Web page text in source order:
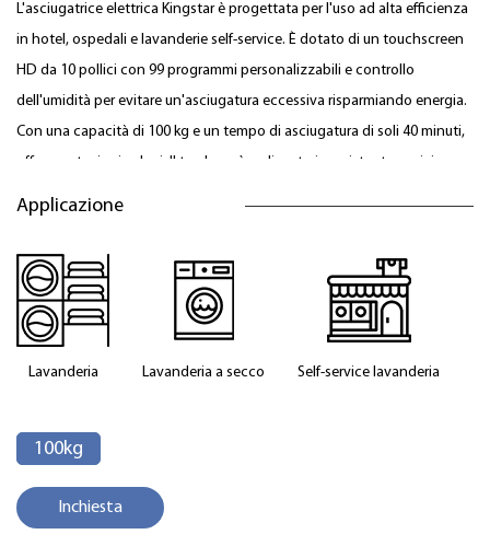
L'asciugatrice elettrica Kingstar è progettata per l'uso ad alta efficienza
in hotel, ospedali e lavanderie self-service. È dotato di un touchscreen
HD da 10 pollici con 99 programmi personalizzabili e controllo
dell'umidità per evitare un'asciugatura eccessiva risparmiando energia.
Con una capacità di 100 kg e un tempo di asciugatura di soli 40 minuti,
offre prestazioni veloci. Il tamburo è realizzato in resistente acciaio
inossidabile 304 e il design della porta da 1 metro garantisce un facile
con isolamento, che offre opzioni di riscaldamento a vapore, elettrico e
a gas. Tutti i componenti elettrici provengono da marchi importati,
garantendo affidabilità ed efficienza. Lo scarico inclinabile
frontalmente riduce tempo e manodopera, aumentando la produttività
quotidiana.
Applicazione
Lavanderia Lavanderia a secco Self-service lavanderia
100kg
Inchiesta